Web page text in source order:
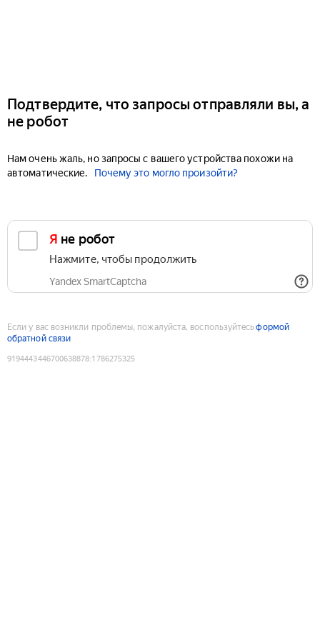
Подтвердите, что запросы отправляли вы, а
не робот
Нам очень жаль, но запросы с вашего устройства похожи на
автоматические.
Почему это могло произойти?
Я не робот
Нажмите, чтобы продолжить
Yandex SmartCaptcha
Если у вас возникли проблемы, пожалуйста, воспользуйтесьформой
обратной связи
9194443446700638878:1786275325